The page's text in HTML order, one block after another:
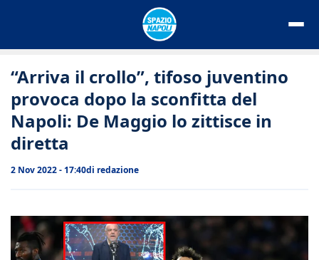
“Arriva il crollo”, tifoso juventino
provoca dopo la sconfitta del
Napoli: De Maggio lo zittisce in
diretta
2 Nov 2022 - 17:40di redazione